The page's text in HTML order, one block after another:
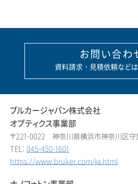
お問い合わ
資料請求・見積依頼などは
ブルカージャパン株式会社
オプティクス事業部
〒221-0022 神奈川県横浜市神奈川区守
TEL: 045-450-1601
https://www.bruker.com/ja.html